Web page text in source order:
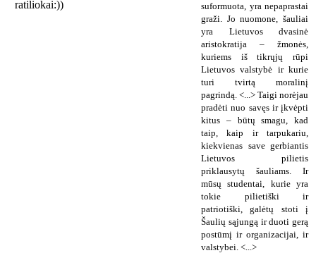
suformuota, yra nepaprastai
graži. Jo nuomone, šauliai
yra Lietuvos dvasinė
aristokratija – žmonės,
kuriems iš tikrųjų rūpi
Lietuvos valstybė ir kurie
turi tvirtą moralinį
pagrindą. <...> Taigi norėjau
pradėti nuo savęs ir įkvėpti
kitus – būtų smagu, kad
taip, kaip ir tarpukariu,
kiekvienas save gerbiantis
Lietuvos pilietis
priklausytų šauliams. Ir
mūsų studentai, kurie yra
tokie pilietiški ir
patriotiški, galėtų stoti į
Šaulių sąjungą ir duoti gerą
postūmį ir organizacijai, ir
valstybei. <...>